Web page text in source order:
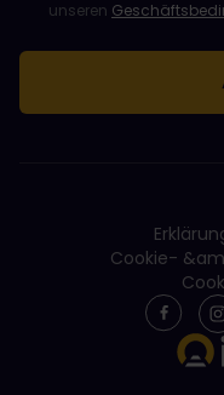
unseren
Cookie-